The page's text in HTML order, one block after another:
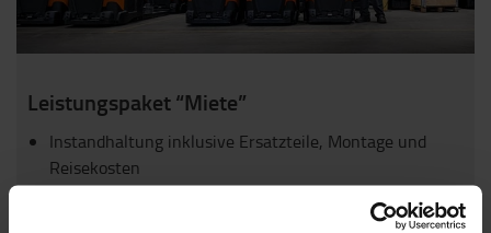
Leistungspaket “Miete”
Instandhaltung inklusive Ersatzteile, Montage und
Reisekosten
Wartung und gesetzliche Sicherheitsprüfungen
Ersatz von Rädern, Rollen und Standard-Gabelzinken